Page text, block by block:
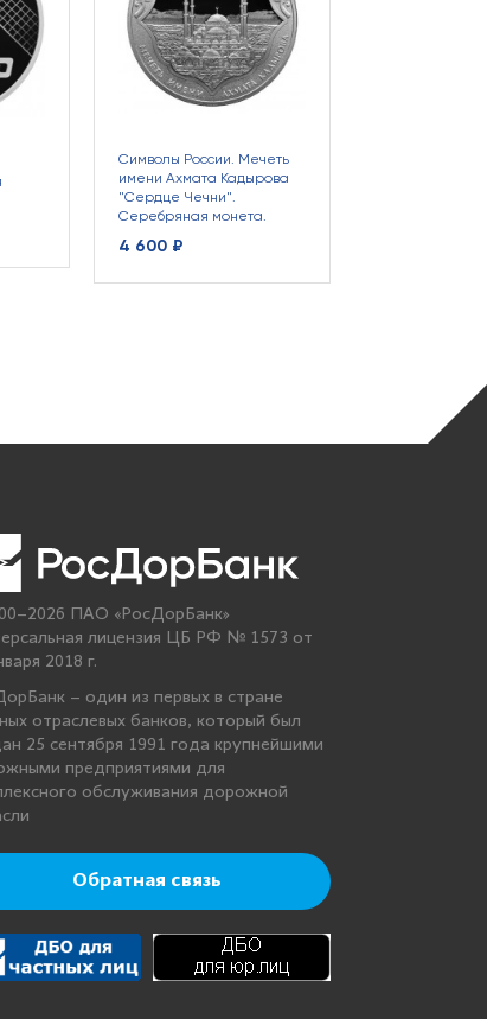
Символы России. Мечеть
имени Ахмата Кадырова
"Сердце Чечни".
Серебряная монета.
4 600 ₽
ПАО «РосДорБанк»
лицензия ЦБ РФ № 1573 от
2018 г.
– один из первых в стране
отраслевых банков, который был
25 сентября 1991 года крупнейшими
предприятиями для
обслуживания дорожной
Обратная связь